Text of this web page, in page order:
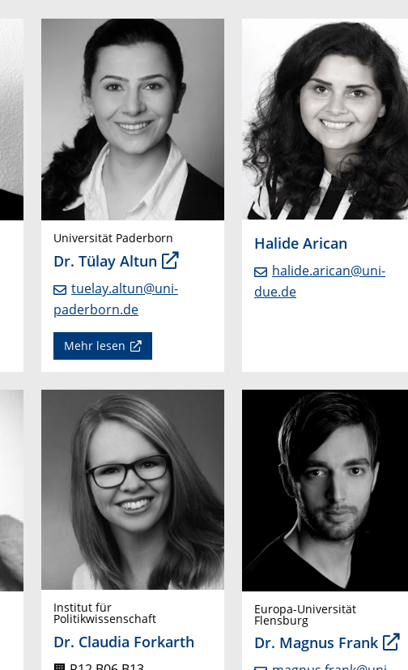
Universität Paderborn
Dr. Tülay Altun
tuelay.altun@uni-
paderborn.de
Mehr lesen
Halide Arican
halide.arican@uni-
due.de
Institut für
Politikwissenschaft
Dr. Claudia Forkarth
Europa-Universität
Flensburg
Dr. Magnus Frank